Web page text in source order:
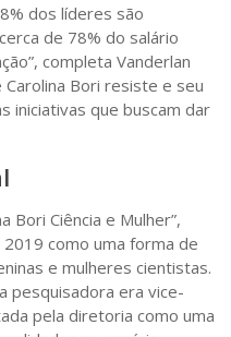
dos líderes são
de 78% do salário
completa Vanderlan
Bori resiste e seu
iniciativas que buscam dar
Bori Ciência e Mulher”,
como uma forma de
e mulheres cientistas.
pesquisadora era vice-
pela diretoria como uma